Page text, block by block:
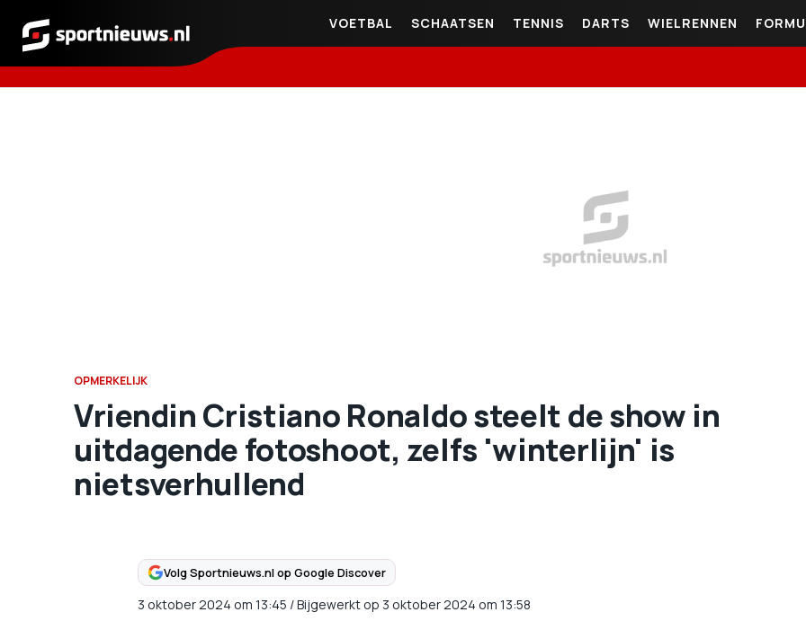
Sportnieuws.nl
VOETBAL SCHAATSEN TENNIS DARTS WIELRENNEN
OPMERKELIJK
Vriendin Cristiano Ronaldo steelt de show in
uitdagende fotoshoot, zelfs 'winterlijn' is
nietsverhullend
Volg Sportnieuws.nl op Google Discover
3 oktober 2024 om 13:45 /Bijgewerkt op 3 oktober 2024 om 13:58